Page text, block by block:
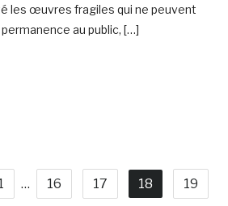
les œuvres fragiles qui ne peuvent
au public, […]
… 16 17 18 19